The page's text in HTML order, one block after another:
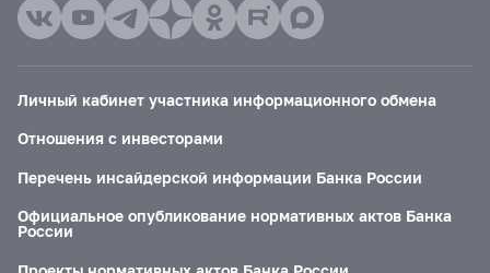
Личный кабинет участника информационного обмена
Отношения с инвесторами
Перечень инсайдерской информации Банка России
Официальное опубликование нормативных актов Банка
России